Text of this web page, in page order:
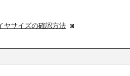
ヤサイズの確認方法